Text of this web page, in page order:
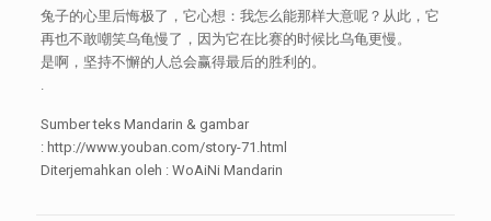
兔子的心里后悔极了，它心想：我怎么能那样大意呢？从此，它
再也不敢嘲笑乌龟慢了，因为它在比赛的时候比乌龟更慢。
是啊，坚持不懈的人总会赢得最后的胜利的。
.
Sumber teks Mandarin & gambar
: http://www.youban.com/story-71.html
Diterjemahkan oleh : WoAiNi Mandarin